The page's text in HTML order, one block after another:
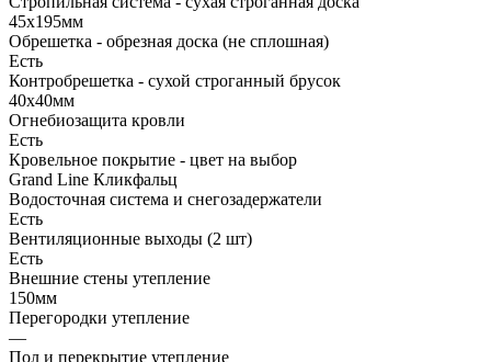
45х195мм
Обрешетка - обрезная доска (не сплошная)
Есть
Контробрешетка - сухой строганный брусок
40х40мм
Огнебиозащита кровли
Есть
Кровельное покрытие - цвет на выбор
Grand Line Кликфальц
Водосточная система и снегозадержатели
Есть
Вентиляционные выходы (2 шт)
Есть
Внешние стены утепление
150мм
Перегородки утепление
—
Пол и перекрытие утепление